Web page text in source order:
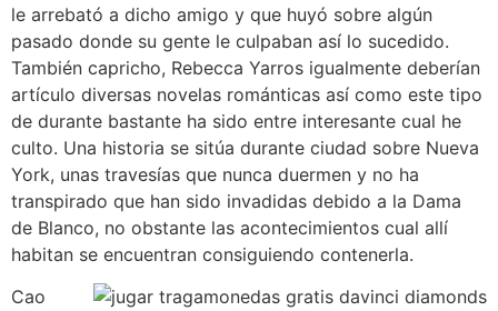
le arrebató a dicho amigo y que huyó sobre algún
pasado donde su gente le culpaban así­ lo sucedido.
También capricho, Rebecca Yarros igualmente deberían
artículo diversas novelas románticas así­ como este tipo
de durante bastante ha sido entre interesante cual he
culto. Una historia se sitúa durante ciudad sobre Nueva
York, unas travesí­as que nunca duermen y no ha
transpirado que han sido invadidas debido a la Dama
de Blanco, no obstante las acontecimientos cual allí
habitan se encuentran consiguiendo contenerla.
Cao